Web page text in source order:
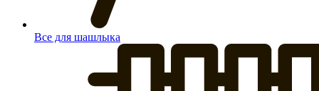
Все для шашлыка